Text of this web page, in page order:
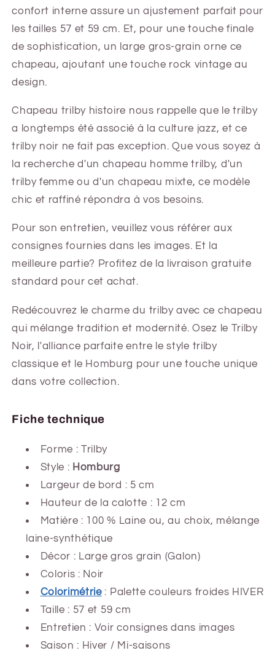
confort interne assure un ajustement parfait pour
les tailles 57 et 59 cm. Et, pour une touche finale
de sophistication, un large gros-grain orne ce
chapeau, ajoutant une touche rock vintage au
design.
Chapeau trilby histoire nous rappelle que le trilby
a longtemps été associé à la culture jazz, et ce
trilby noir ne fait pas exception. Que vous soyez à
la recherche d'un chapeau homme trilby, d'un
trilby femme ou d'un chapeau mixte, ce modèle
chic et raffiné répondra à vos besoins.
Pour son entretien, veuillez vous référer aux
consignes fournies dans les images. Et la
meilleure partie? Profitez de la livraison gratuite
standard pour cet achat.
Redécouvrez le charme du trilby avec ce chapeau
qui mélange tradition et modernité. Osez le Trilby
Noir, l'alliance parfaite entre le style trilby
classique et le Homburg pour une touche unique
dans votre collection.
Fiche technique
Forme : Trilby
Style : Homburg
Largeur de bord : 5 cm
Hauteur de la calotte : 12 cm
Matière : 100 % Laine ou, au choix, mélange
laine-synthétique
Décor : Large gros grain (Galon)
Coloris : Noir
Colorimétrie : Palette couleurs froides HIVER
Taille : 57 et 59 cm
Entretien : Voir consignes dans images
Saison : Hiver / Mi-saisons